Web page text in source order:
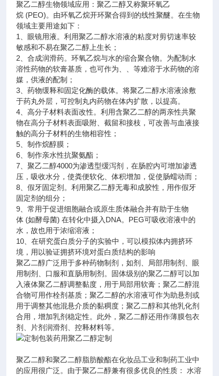
聚乙二醇生物领域应用：聚乙二醇又称聚环氧乙
烷 (PEO)。由环氧乙烷开环聚合得到的线性聚醚。在生物
领域主要用途如下：
1、眼镜用液。利用聚乙二醇水溶液的粘度对剪切速率较
敏感和不易在聚乙二醇上生长；
2、合成润滑药。环氧乙烷与水的缩合聚合物。为配制水
溶性药物的软膏基质，也可作为、、等难溶于水药物的溶
媒，供液的配制；
3、药物缓释和固定化酶的载体。将聚乙二醇水溶液涂敷
于药丸外层，可控制丸内药物在体内扩散，以提高。
4、高分子材料表面改性。利用含聚乙二醇的两亲性共聚
物在高分子材料表面吸附、截留和接枝，可改善与血液接
触的高分子材料的生物相容性；
5、制作烷醇膜；
6、制作亲水性抗聚氨酯；
7、聚乙二醇4000为渗透型缓泻剂，在肠腔内可增加渗透
压，吸收水分，使粪便软化、体积增加，促使肠蠕动而；
8、假牙固定剂。利用聚乙二醇无毒和成胶性，用作假牙
固定剂的组分；
9、常用于促进细胞融合或原生质体融合并有助于生物
体 (如酵母菌) 在转化中摄入DNA。PEG可吸收溶液中的
水，故也用于浓缩溶液；
10、在研究蛋白质分子的实验中，可以模拟体内拥挤环
境，用以验证拥挤环境对蛋白质结构的影响
聚乙二醇广泛用于多种药物制剂，如剂、局部用制剂、眼
用制剂、口服和直肠用制剂。固体级别的聚乙二醇可以加
入液体聚乙二醇调整黏度，用于局部用软膏；聚乙二醇混
合物可用作栓剂基质；聚乙二醇的水溶液可作为助悬剂或
用于调整其他混悬介质的黏稠度；聚乙二醇和其他乳化剂
合用，增加乳剂稳定性。此外，聚乙二醇还用作薄膜包衣
剂、片剂润滑剂、控释材料等。
聚乙二醇和聚乙二醇脂肪酸酯在化妆品工业和制药工业中
的应用很广泛。由于聚乙二醇兼有很多优良的性质： 水溶